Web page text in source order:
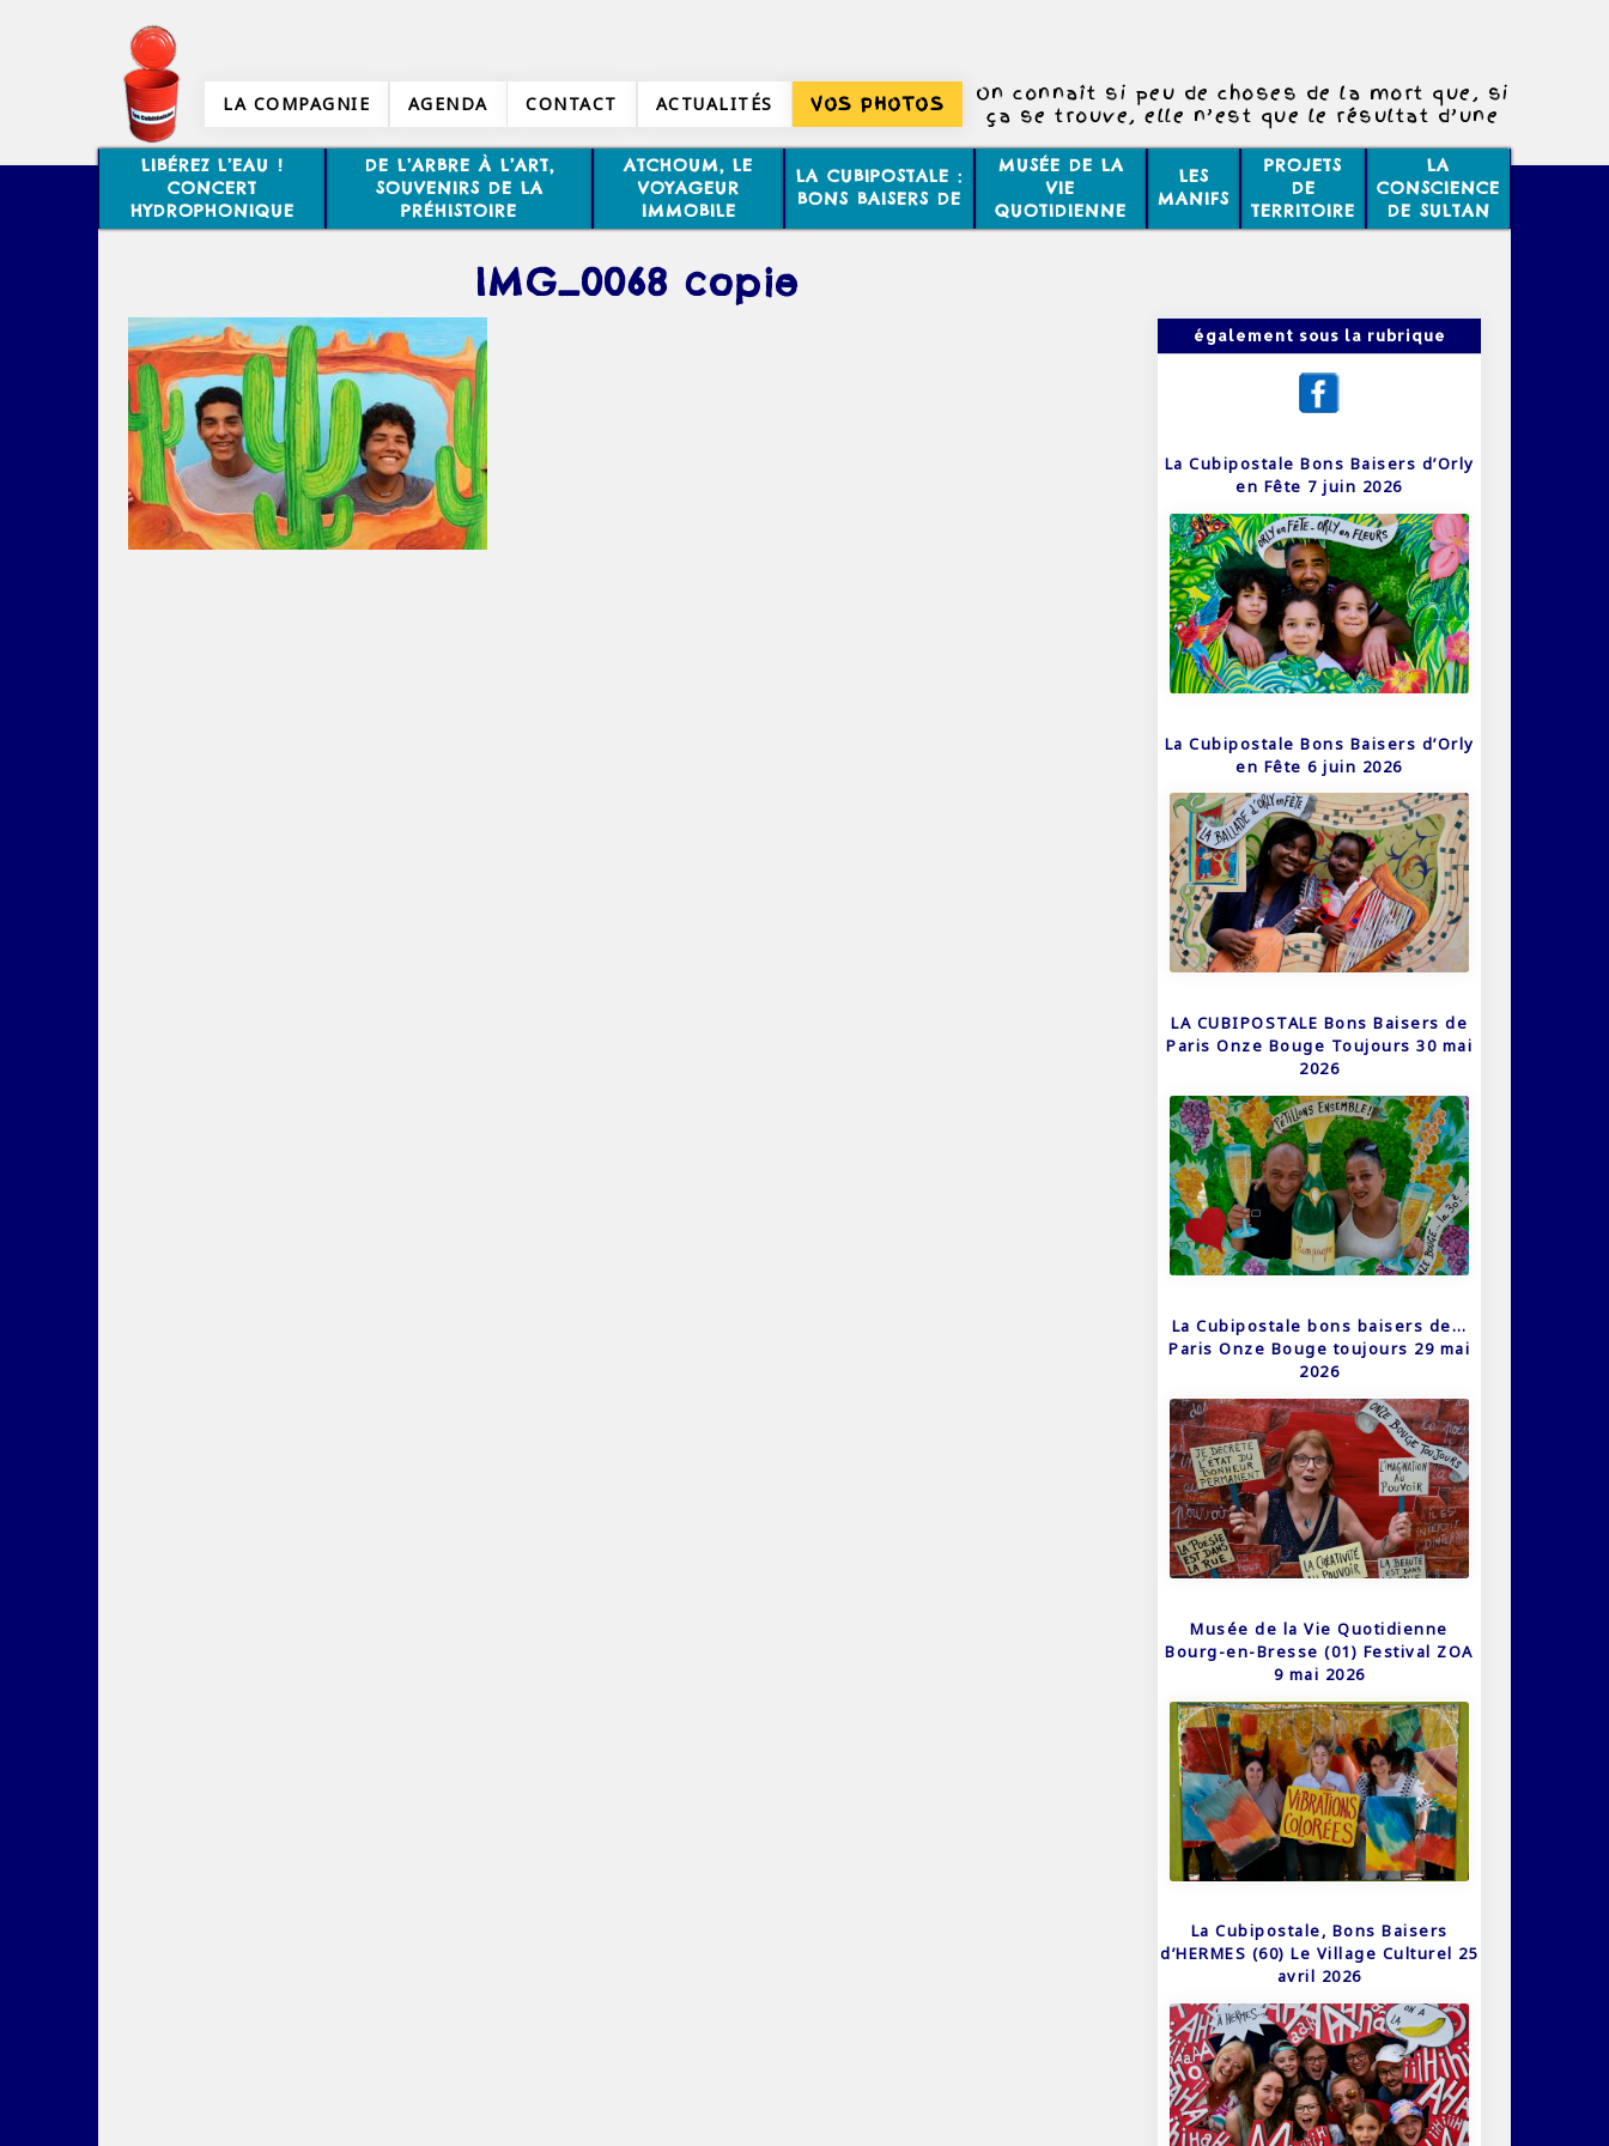
LA COMPAGNIE AGENDA CONTACT ACTUALITÉS VOS PHOTOS
On connaît si peu de choses de la mort que, si
ça se trouve, elle n’est que le résultat d’une
mauvaise scolarité.
LIBÉREZ L’EAU !
CONCERT
HYDROPHONIQUE
DE L’ARBRE À L’ART,
SOUVENIRS DE LA
PRÉHISTOIRE
ATCHOUM, LE
VOYAGEUR
IMMOBILE
LA CUBIPOSTALE :
BONS BAISERS DE
MUSÉE DE LA
VIE
QUOTIDIENNE
LES
MANIFS
PROJETS
DE
TERRITOIRE
LA
CONSCIENCE
DE SULTAN
IMG_0068 copie
également sous la rubrique
La Cubipostale Bons Baisers d’Orly
en Fête 7 juin 2026
La Cubipostale Bons Baisers d’Orly
en Fête 6 juin 2026
LA CUBIPOSTALE Bons Baisers de
Paris Onze Bouge Toujours 30 mai
2026
La Cubipostale bons baisers de…
Paris Onze Bouge toujours 29 mai
2026
Musée de la Vie Quotidienne
Bourg-en-Bresse (01) Festival ZOA
9 mai 2026
La Cubipostale, Bons Baisers
d’HERMES (60) Le Village Culturel 25
avril 2026